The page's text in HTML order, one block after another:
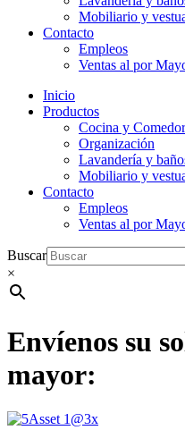
Mobiliario y
Contacto
Empleos
Ventas al por
Inicio
Productos
Cocina y Comedor
Organización
Lavandería y
Mobiliario y
Contacto
Empleos
Ventas al por
Buscar
×
Envíenos su
mayor: